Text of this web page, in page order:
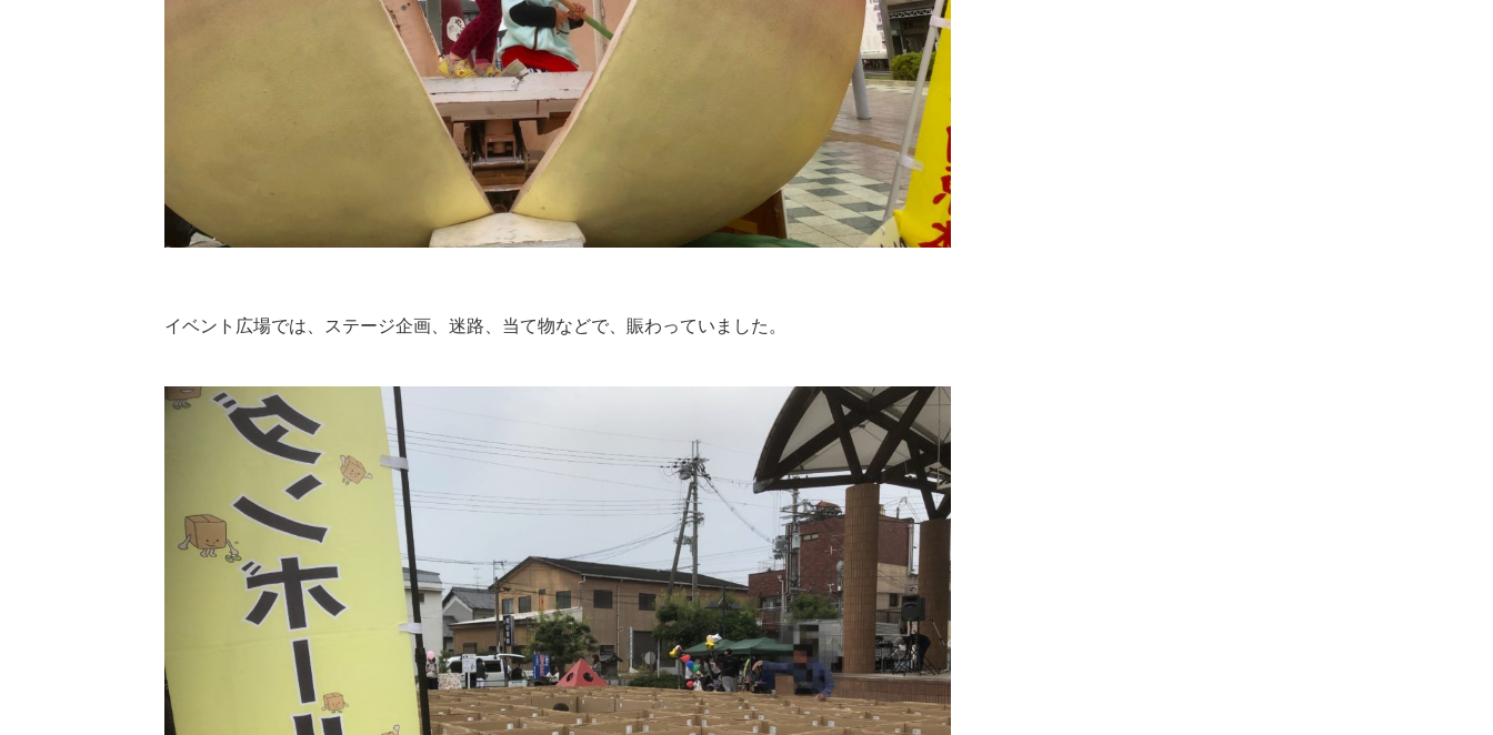
イベント広場では、ステージ企画、迷路、当て物などで、賑わっていました。